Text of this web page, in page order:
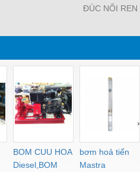
ĐÚC NỐI REN
BOM CUU HOA
Diesel,BOM
bơm hoả tiển
Mastra
›